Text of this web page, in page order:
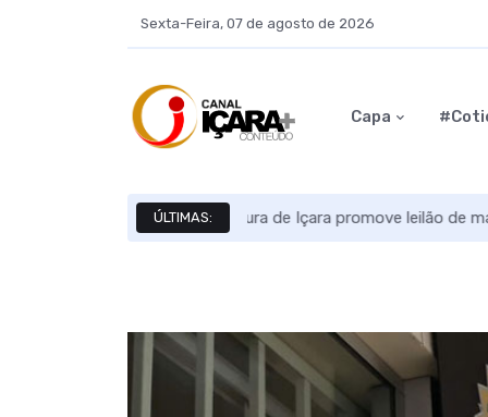
Sexta-Feira, 07 de agosto de 2026
Capa
ÚLTIMAS: Previsão do tempo: fim de